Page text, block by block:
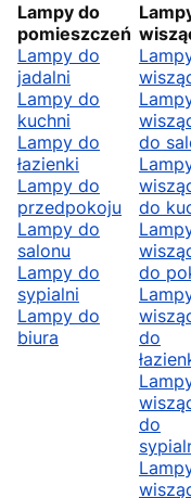
Lampy do
pomieszczeń
Lampy do
jadalni
Lampy do
kuchni
Lampy do
łazienki
Lampy do
przedpokoju
Lampy do
salonu
Lampy do
sypialni
Lampy do
biura
do
do
do
do
do